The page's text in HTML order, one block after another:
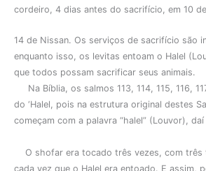
cordeiro, 4 dias antes do sacrifício, em 10
14 de Nissan. Os serviços de sacrifício são
enquanto isso, os levitas entoam o Halel
que todos possam sacrificar seus animais.
Na Bíblia, os salmos 113, 114, 115, 116,
do ‘Halel, pois na estrutura original destes
começam com a palavra “halel” (Louvor), daí
O shofar era tocado três vezes, com três
cada vez que o Halel era entoado. E assim,